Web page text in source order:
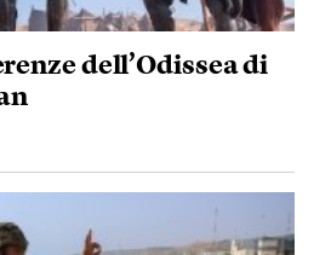
dell’Odissea di